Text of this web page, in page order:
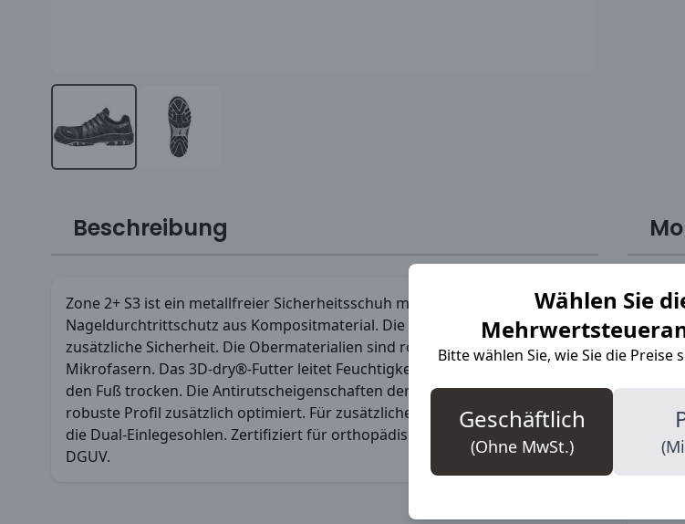
Wählen Sie
Bitte wählen Sie, wie Sie die Preise
Geschäftlich
(Ohne MwSt.)
Beschreibung
Zone 2+ S3 ist ein metallfreier Sicherheitsschuh mit Zehen- und
Nageldurchtrittschutz aus Kompositmaterial. Die PU-Zehenkappe gewährt
zusätzliche Sicherheit. Die Obermaterialien sind robustes Leder und
Mikrofasern. Das 3D-dry®-Futter leitet Feuchtigkeit effektiv ab und hält
den Fuß trocken. Die Antirutscheigenschaften der Sohle werden durch das
robuste Profil zusätzlich optimiert. Für zusätzlichen Tragekomfort sorgen
die Dual-Einlegesohlen. Zertifiziert für orthopädische Einlegesohlen nach
DGUV.
SKU
S-